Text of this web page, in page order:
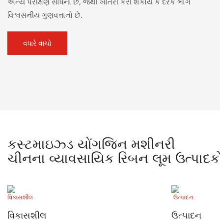
વિશ્વસનીય ગુણવત્તાનો છે.
વધારે વાચો
કસ્ટમાઇઝ્ડ યોંગજિન મશીનરી
ચીનના વ્યાવસાયિક રિબન લૂમ
વિકાસશીલ ઉત્પાદન